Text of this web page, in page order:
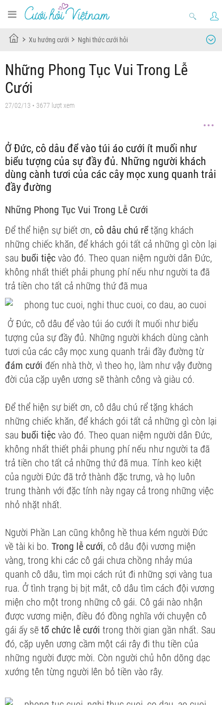
Xu hướng cưới Nghi thức cưới hỏi
Những Phong Tục Vui Trong Lễ
Cưới
27/02/13 • 3677 lượt xem
Ở Đức, cô dâu để vào túi áo cưới ít muối như
biểu tượng của sự đầy đủ. Những người khách
dùng cành tươi của các cây mọc xung quanh trải
đầy đường
Những Phong Tục Vui Trong Lễ Cưới
Để thể hiện sự biết ơn, cô dâu chú rểtặng khách
những chiếc khăn, để khách gói tất cả những gì còn lại
sau buổi tiệc vào đó. Theo quan niệm người dân Đức,
không nhất thiết phải phung phí nếu như người ta đã
trả tiền cho tất cả những thứ đã mua
Ở Đức, cô dâu để vào túi áo cưới ít muối như biểu
tượng của sự đầy đủ. Những người khách dùng cành
tươi của các cây mọc xung quanh trải đầy đường từ
đám cưới đến nhà thờ, vì theo họ, làm như vậy đường
đời của cặp uyên ương sẽ thành công và giàu có.
Để thể hiện sự biết ơn, cô dâu chú rể tặng khách
những chiếc khăn, để khách gói tất cả những gì còn lại
sau buổi tiệc vào đó. Theo quan niệm người dân Đức,
không nhất thiết phải phung phí nếu như người ta đã
trả tiền cho tất cả những thứ đã mua. Tính keo kiệt
của người Đức đã trở thành đặc trưng, và họ luôn
trung thành với đặc tính này ngay cả trong những việc
nhỏ nhặt nhất.
Người Phần Lan cũng không hề thua kém người Đức
về tài ki bo. Trong lễ cưới, cô dâu đội vương miện
vàng, trong khi các cô gái chưa chồng nhảy múa
quanh cô dâu, tìm mọi cách rút đi những sợi vàng tua
rua. Ở tình trạng bị bịt mắt, cô dâu tìm cách đội vương
miện cho một trong những cô gái. Cô gái nào nhận
được vương miện, điều đó đồng nghĩa với chuyện cô
gái ấy sẽ tổ chức lễ cưới trong thời gian gần nhất. Sau
đó, cặp uyên ương cầm một cái rây đi thu tiền của
những người được mời. Còn người chủ hôn dõng dạc
xướng tên từng người lên bỏ tiền vào rây.